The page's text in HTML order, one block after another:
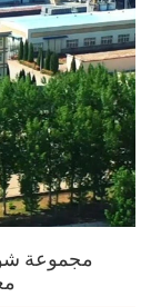
مجموعة